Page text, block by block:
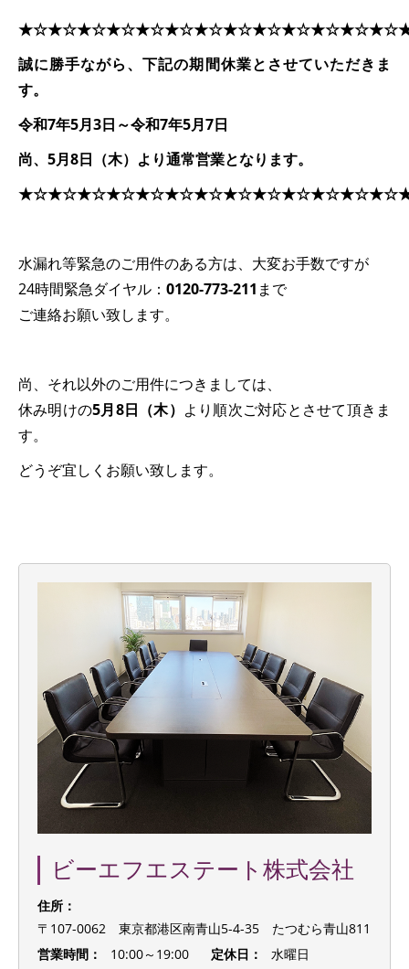
誠に勝手ながら、下記の期間休業とさせていただきま
す。
令和7年5月3日～令和7年5月7日
尚、5月8日（木）より通常営業となります。
水漏れ等緊急のご用件のある方は、大変お手数ですが
24時間緊急ダイヤル： 0120-773-211 まで
ご連絡お願い致します。
尚、それ以外のご用件につきましては、
休み明けの5月8日（木） より順次ご対応とさせて頂きま
す。
どうぞ宜しくお願い致します。
ビーエフエステート株式会社
住所：
〒107-0062 東京都港区南青山5-4-35 たつむら青山811
営業時間：
10:00～19:00 定休日：
水曜日